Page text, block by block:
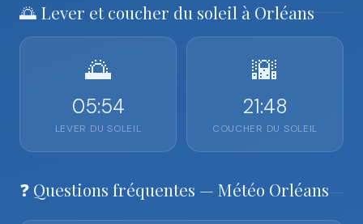
🌅 Lever et coucher du soleil à Orléans
🌅
05:54
LEVER DU SOLEIL
🌇
21:48
COUCHER DU SOLEIL
❓ Questions fréquentes — Météo Orléans